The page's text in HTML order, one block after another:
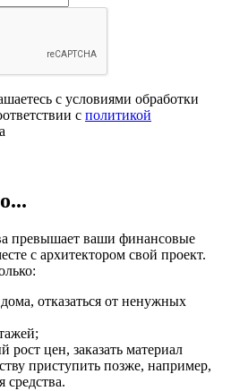
с условиями обработки
с политикой
превышает ваши финансовые
с архитектором свой проект.
отказаться от ненужных
рост цен, заказать материал
приступить позже, например,
средства.